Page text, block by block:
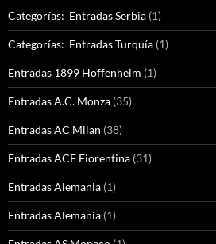
Categorías: Entradas Serbia (1)
Categorías: Entradas Turquía (1)
Entradas 1899 Hoffenheim (1)
Entradas A.C. Monza (35)
Entradas AC Milan (38)
Entradas ACF Fiorentina (31)
Entradas Alemania (1)
Entradas Alemania (1)